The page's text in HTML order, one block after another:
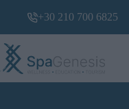
+30 210 700 6825